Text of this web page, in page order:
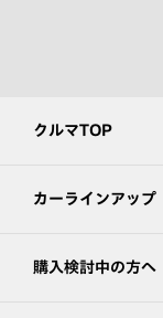
クルマTOP
カーラインアップ
購入検討中の方へ